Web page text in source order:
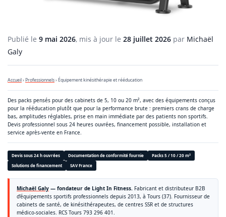
Publié le 9 mai 2026, mis à jour le 28 juillet 2026 par Michaël
Galy
Accueil›Professionnels› Équipement kinésithérapie et rééducation
Des packs pensés pour des cabinets de 5, 10 ou 20 m², avec des équipements conçus
pour la rééducation plutôt que pour la performance brute : premiers crans de charge
bas, amplitudes réglables, prise en main immédiate par des patients non sportifs.
Devis professionnel sous 24 heures ouvrées, financement possible, installation et
service après-vente en France.
Devis sous 24 h ouvrées Documentation de conformité fournie
Packs 5 / 10 / 20 m²
Solutions de financement
SAV France
Michaël Galy — fondateur de Light In Fitness. Fabricant et distributeur B2B
d’équipements sportifs professionnels depuis 2013, à Tours (37). Fournisseur de
cabinets de santé, de kinésithérapeutes, de centres SSR et de structures
médico-sociales. RCS Tours 793 296 401.